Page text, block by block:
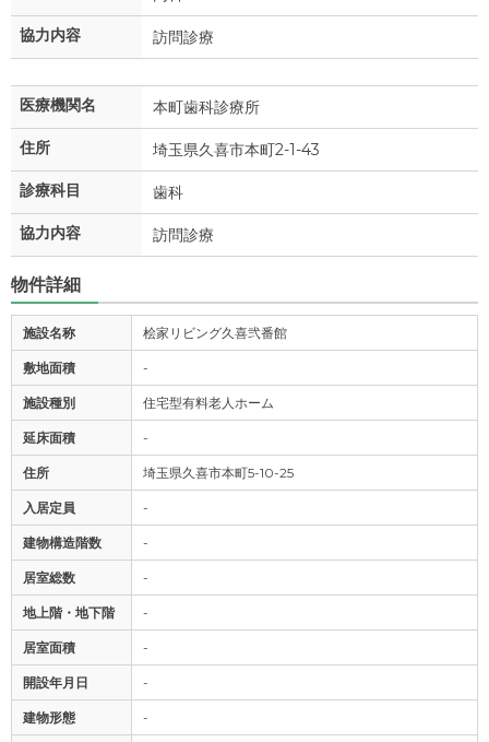
協力内容 訪問診療
医療機関名 本町歯科診療所
住所 埼玉県久喜市本町2-1-43
診療科目 歯科
協力内容 訪問診療
物件詳細
施設名称 桧家リビング久喜弐番館
敷地面積 -
施設種別 住宅型有料老人ホーム
延床面積 -
住所 埼玉県久喜市本町5-10-25
入居定員 -
建物構造階数 -
居室総数 -
地上階・地下階 -
居室面積 -
開設年月日 -
建物形態 -